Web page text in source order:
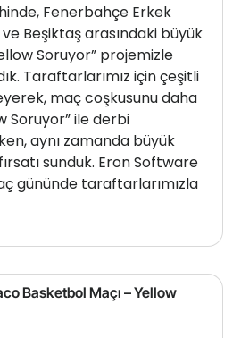
Fenerbahçe Erkek
Beşiktaş arasındaki büyük
Soruyor” projemizle
Taraftarlarımız için çeşitli
maç coşkusunu daha
Soruyor” ile derbi
aynı zamanda büyük
sunduk. Eron Software
gününde taraftarlarımızla
Basketbol Maçı – Yellow